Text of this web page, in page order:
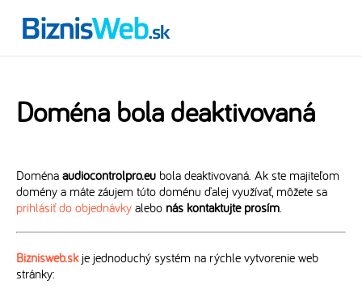
Doména bola deaktivovaná
Doména audiocontrolpro.eu bola deaktivovaná. Ak ste majiteľom
domény a máte záujem túto doménu ďalej využívať, môžete sa
prihlásiť do objednávky alebo nás kontaktujte prosím.
Biznisweb.skje jednoduchý systém na rýchle vytvorenie web
stránky: